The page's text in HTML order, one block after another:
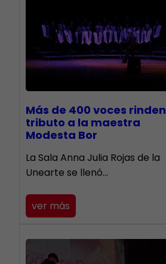
Más de 400 voces rinden
tributo a la maestra
Modesta Bor
​La Sala Anna Julia Rojas de la
Unearte se llenó…
ver más